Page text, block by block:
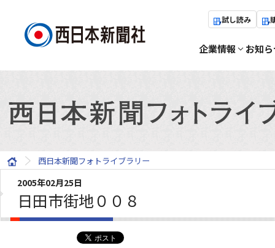
試し読み
企業情報 お知
西日本新聞フォトライブラリー
2005年02月25日
日田市街地００８